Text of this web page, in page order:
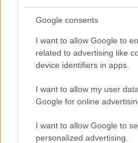
Google consents
I want to allow Google to
related to advertising like
device identifiers in apps.
I want to allow my user
Google for online
I want to allow Google to
personalized advertising.